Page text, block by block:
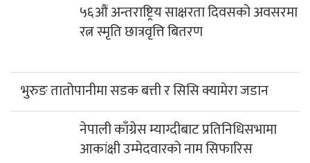
५६औं अन्तराष्ट्रिय साक्षरता दिवसको अवसरमा
रत्न स्मृति छात्रवृत्ति बितरण
भुरुङ तातोपानीमा सडक बत्ती र सिसि क्यामेरा जडान
नेपाली काँग्रेस म्याग्दीबाट प्रतिनिधिसभामा
आकांक्षी उम्मेदवारको नाम सिफारिस